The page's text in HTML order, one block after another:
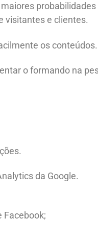
visitantes e clientes.
os conteúdos.
o formando na
da Google.
Facebook;